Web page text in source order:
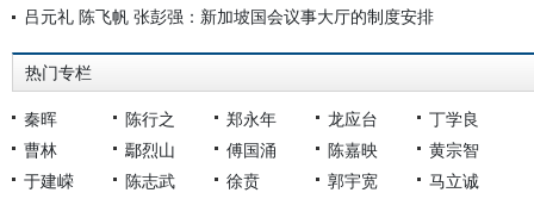
吕元礼 陈飞帆 张彭强：新加坡国会议事大厅的制度安排
热门专栏
秦晖 陈行之 郑永年 龙应台
丁学良
曹林
鄢烈山 傅国涌 陈嘉映
黄宗智
于建嵘
陈志武 徐贲 郭宇宽
马立诚